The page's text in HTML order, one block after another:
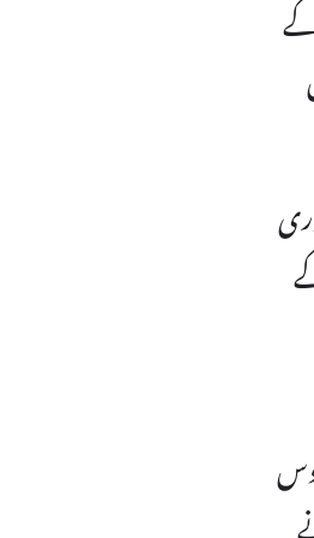
کے فوری